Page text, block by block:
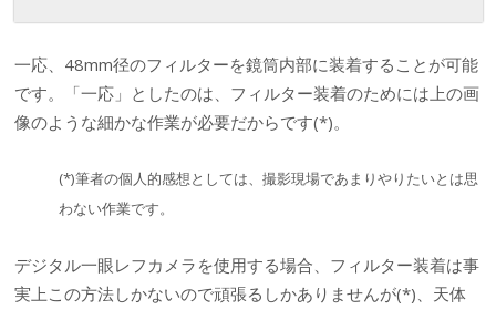
一応、48mm径のフィルターを鏡筒内部に装着することが可能
です。「一応」としたのは、フィルター装着のためには上の画
像のような細かな作業が必要だからです(*)。
(*)筆者の個人的感想としては、撮影現場であまりやりたいとは思
わない作業です。
デジタル一眼レフカメラを使用する場合、フィルター装着は事
実上この方法しかないので頑張るしかありませんが(*)、天体